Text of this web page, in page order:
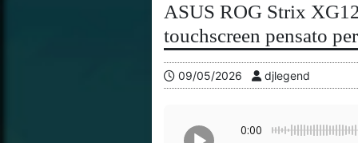
ASUS ROG Strix
touchscreen pensato
09/05/2026 djlegend
0:00